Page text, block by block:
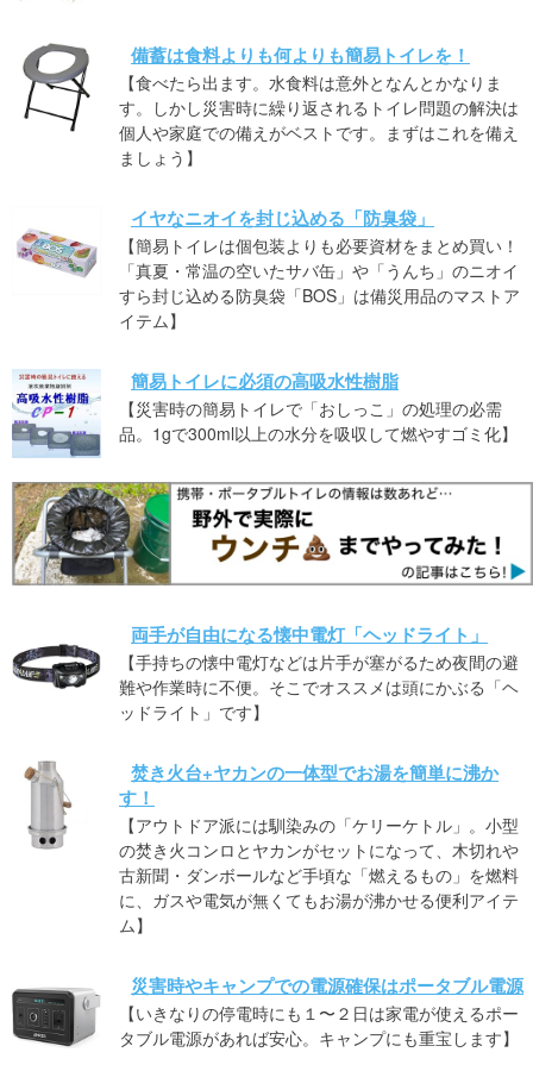
備蓄は食料よりも何よりも簡易トイレを！
【食べたら出ます。水食料は意外となんとかなりま
す。しかし災害時に繰り返されるトイレ問題の解決は
個人や家庭での備えがベストです。まずはこれを備え
ましょう】
イヤなニオイを封じ込める「防臭袋」
【簡易トイレは個包装よりも必要資材をまとめ買い！
「真夏・常温の空いたサバ缶」や「うんち」のニオイ
すら封じ込める防臭袋「BOS」は備災用品のマストア
イテム】
簡易トイレに必須の高吸水性樹脂
【災害時の簡易トイレで「おしっこ」の処理の必需
品。1gで300ml以上の水分を吸収して燃やすゴミ化】
両手が自由になる懐中電灯「ヘッドライト」
【手持ちの懐中電灯などは片手が塞がるため夜間の避
難や作業時に不便。そこでオススメは頭にかぶる「ヘ
ッドライト」です】
焚き火台+ヤカンの一体型でお湯を簡単に沸か
す！
【アウトドア派には馴染みの「ケリーケトル」。小型
の焚き火コンロとヤカンがセットになって、木切れや
古新聞・ダンボールなど手頃な「燃えるもの」を燃料
に、ガスや電気が無くてもお湯が沸かせる便利アイテ
ム】
災害時やキャンプでの電源確保はポータブル電源
【いきなりの停電時にも１〜２日は家電が使えるポー
タブル電源があれば安心。キャンプにも重宝します】